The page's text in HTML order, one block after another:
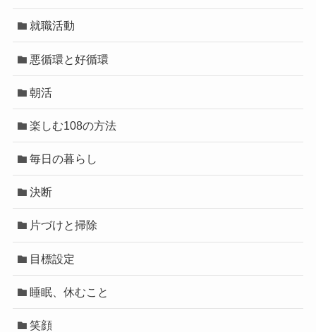
就職活動
悪循環と好循環
朝活
楽しむ108の方法
毎日の暮らし
決断
片づけと掃除
目標設定
睡眠、休むこと
笑顔